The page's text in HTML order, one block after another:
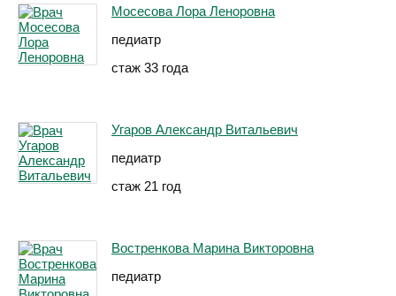
Мосесова Лора Леноровна
педиатр
стаж 33 года
Угаров Александр Витальевич
педиатр
стаж 21 год
Востренкова Марина Викторовна
педиатр